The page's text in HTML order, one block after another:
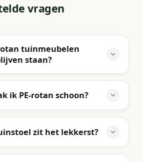
vragen
tuinmeubelen
staan?
ik PE-rotan schoon?
zit het lekkerst?